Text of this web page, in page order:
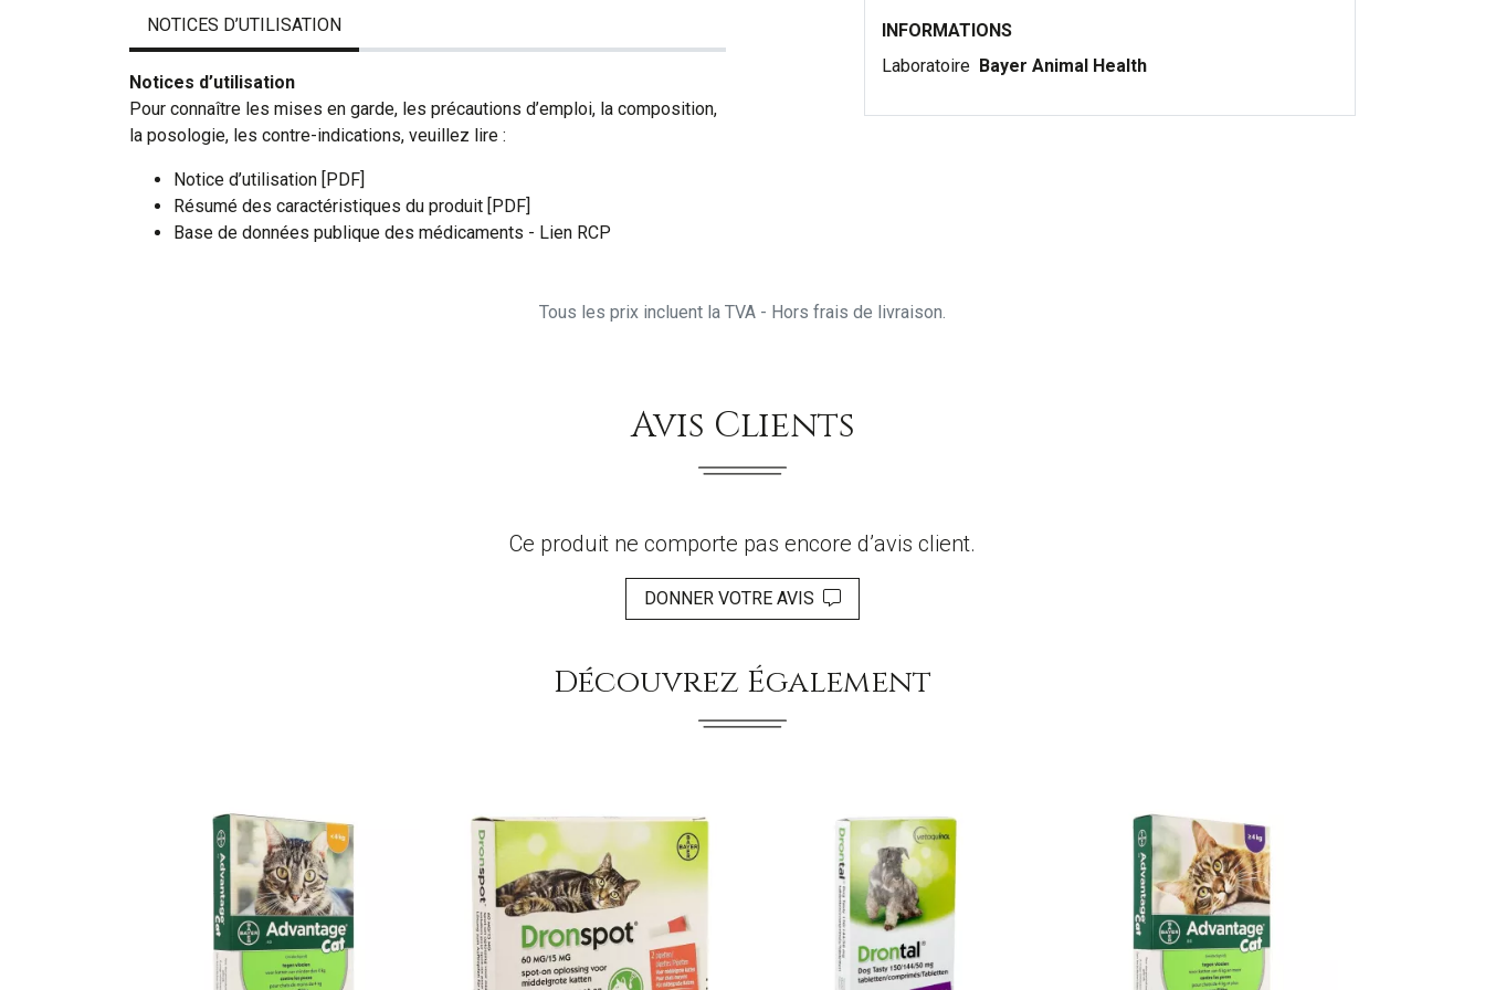
NOTICES D’UTILISATION
Notices d’utilisation
Pour connaître les mises en garde, les précautions d’emploi, la composition,
la posologie, les contre-indications, veuillez lire :
Notice d’utilisation [PDF]
Résumé des caractéristiques du produit [PDF]
Base de données publique des médicaments - Lien RCP
INFORMATIONS
Laboratoire Bayer Animal Health
Tous les prix incluent la TVA - Hors frais de livraison.
Avis Clients
Ce produit ne comporte pas encore d’avis client.
DONNER VOTRE AVIS
Découvrez Également